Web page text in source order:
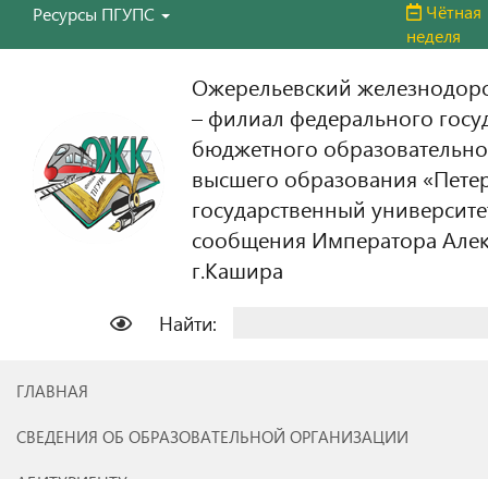
Ресурсы ПГУПС
Чётная
неделя
Ожерельевский
– филиал федерального
бюджетного
высшего образования
государственный
сообщения Императора
г.Кашира
Найти:
ГЛАВНАЯ
СВЕДЕНИЯ ОБ ОБРАЗОВАТЕЛЬНОЙ ОРГАНИЗАЦИИ